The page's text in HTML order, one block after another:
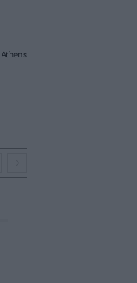
Athens